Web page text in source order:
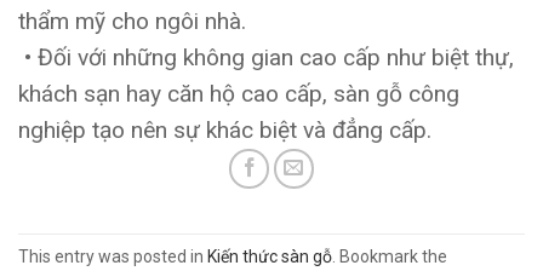
thẩm mỹ cho ngôi nhà.
• Đối với những không gian cao cấp như biệt thự,
khách sạn hay căn hộ cao cấp, sàn gỗ công
nghiệp tạo nên sự khác biệt và đẳng cấp.
This entry was posted in Kiến thức sàn gỗ . Bookmark the